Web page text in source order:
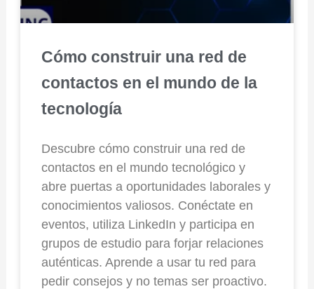
Cómo construir una red de
contactos en el mundo de la
tecnología
Descubre cómo construir una red de
contactos en el mundo tecnológico y
abre puertas a oportunidades laborales y
conocimientos valiosos. Conéctate en
eventos, utiliza LinkedIn y participa en
grupos de estudio para forjar relaciones
auténticas. Aprende a usar tu red para
pedir consejos y no temas ser proactivo.